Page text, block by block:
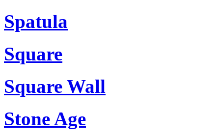
Spatula
Square
Square Wall
Stone Age